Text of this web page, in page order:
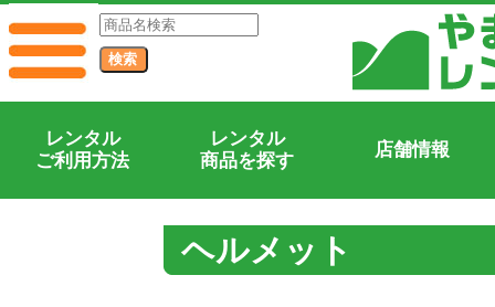
レンタル
ご利用方法
レンタル
商品を探す
店舗情報
ヘルメット